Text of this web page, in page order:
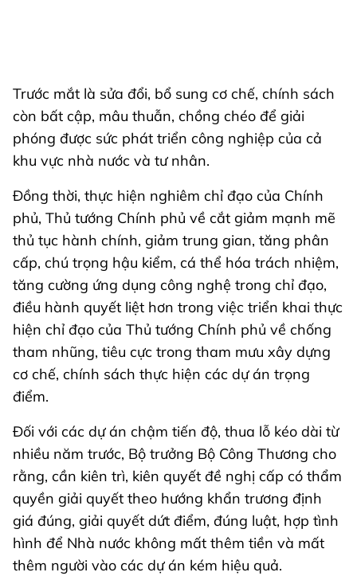
Trước mắt là sửa đổi, bổ sung cơ chế, chính sách
còn bất cập, mâu thuẫn, chồng chéo để giải
phóng được sức phát triển công nghiệp của cả
khu vực nhà nước và tư nhân.
Đồng thời, thực hiện nghiêm chỉ đạo của Chính
phủ, Thủ tướng Chính phủ về cắt giảm mạnh mẽ
thủ tục hành chính, giảm trung gian, tăng phân
cấp, chú trọng hậu kiểm, cá thể hóa trách nhiệm,
tăng cường ứng dụng công nghệ trong chỉ đạo,
điều hành quyết liệt hơn trong việc triển khai thực
hiện chỉ đạo của Thủ tướng Chính phủ về chống
tham nhũng, tiêu cực trong tham mưu xây dựng
cơ chế, chính sách thực hiện các dự án trọng
điểm.
Đối với các dự án chậm tiến độ, thua lỗ kéo dài từ
nhiều năm trước, Bộ trưởng Bộ Công Thương cho
rằng, cần kiên trì, kiên quyết đề nghị cấp có thẩm
quyền giải quyết theo hướng khẩn trương định
giá đúng, giải quyết dứt điểm, đúng luật, hợp tình
hình để Nhà nước không mất thêm tiền và mất
thêm người vào các dự án kém hiệu quả.